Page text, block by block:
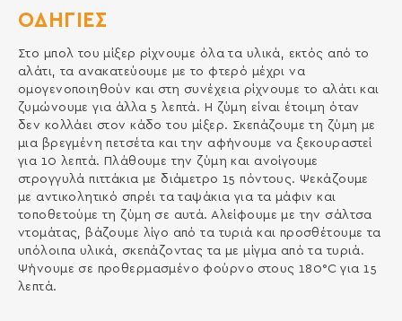
ΟΔΗΓΙΕΣ
Στο μπολ του μίξερ ρίχνουμε όλα τα υλικά, εκτός από το
αλάτι, τα ανακατεύουμε με το φτερό μέχρι να
ομογενοποιηθούν και στη συνέχεια ρίχνουμε το αλάτι και
ζυμώνουμε για άλλα 5 λεπτά. Η ζύμη είναι έτοιμη όταν
δεν κολλάει στον κάδο του μίξερ. Σκεπάζουμε τη ζύμη με
μια βρεγμένη πετσέτα και την αφήνουμε να ξεκουραστεί
για 10 λεπτά. Πλάθουμε την ζύμη και ανοίγουμε
στρογγυλά πιττάκια με διάμετρο 15 πόντους. Ψεκάζουμε
με αντικολητικό σπρέι τα ταψάκια για τα μάφιν και
τοποθετούμε τη ζύμη σε αυτά. Αλείφουμε με την σάλτσα
ντομάτας, βάζουμε λίγο από τα τυριά και προσθέτουμε τα
υπόλοιπα υλικά, σκεπάζοντας τα με μίγμα από τα τυριά.
Ψήνουμε σε προθερμασμένο φούρνο στους 180°C για 15
λεπτά.